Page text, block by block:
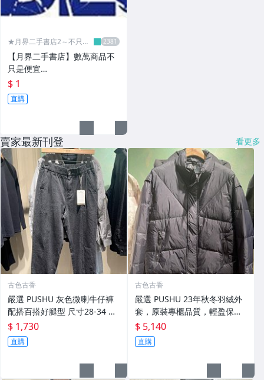
★月界二手書店2～不只是
【月界二手書店】數萬商品不
只是便宜…
$ 1
直購
賣家最新刊登 看更多
古色古香
嚴選 PUSHU 灰色微喇牛仔褲
配搭百搭好腿型 尺寸28-34 灰
色牛仔褲 潮流穿搭 修身設計
$ 1,730
直購
古色古香
嚴選 PUSHU 23年秋冬羽絨外
套，原裝專櫃品質，輕盈保暖
適合過渡季穿搭 換季穿新衣 冬
秋 羽絨外套
$ 5,140
直購